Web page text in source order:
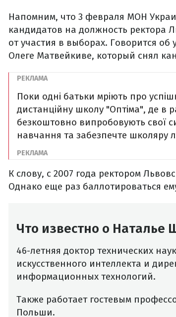
Напомним, что 3 февраля МОН
кандидатов на должность ректора
от участия в выборах. Говорится
Олеге Матвейкиве, который снял
Поки одні батьки мріють про
дистанційну школу "Оптіма", де в
безкоштовно випробовують свої
навчання та забезпечте школяру
К слову, с 2007 года ректором
Однако еще раз баллотироваться
Что известно о Наталье
46-летняя доктор технических
искусственного интеллекта и
информационных технологий.
Также работает гостевым
Польши.